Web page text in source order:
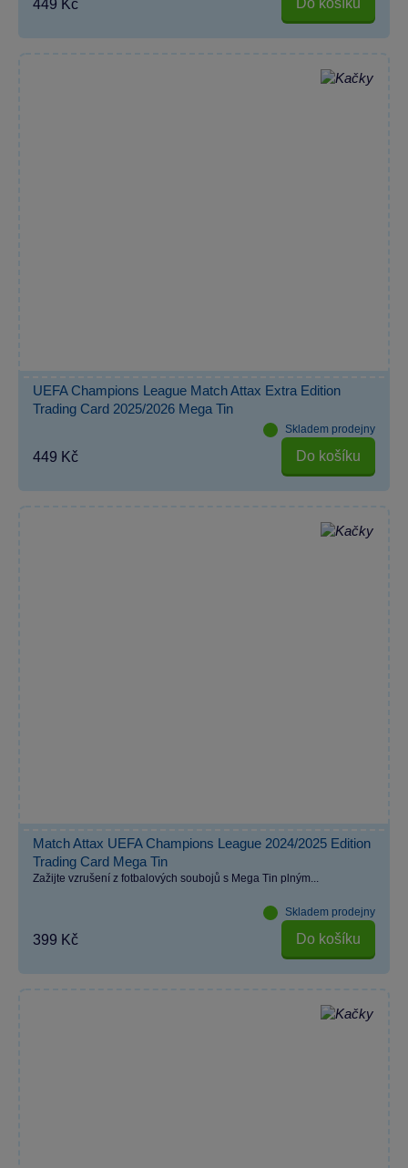
449 Kč
UEFA Champions League Match Attax Extra Edition
Trading Card 2025/2026 Mega Tin
Skladem prodejny
449 Kč Do košíku
Match Attax UEFA Champions League 2024/2025 Edition
Trading Card Mega Tin
Zažijte vzrušení z fotbalových soubojů s Mega Tin plným...
Skladem prodejny
399 Kč Do košíku